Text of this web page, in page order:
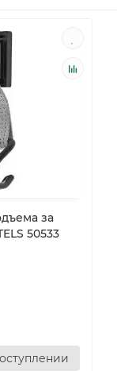
за
50533